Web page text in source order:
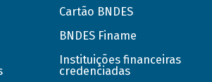
Cartão BNDES
BNDES Finame
Instituições financeiras
credenciadas